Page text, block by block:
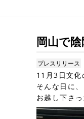
岡山で
プレスリリース
11月3日文化
そんな日に
お越し下さ